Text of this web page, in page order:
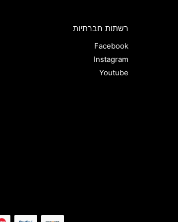
רשתות חברתיות
Facebook
Instagram
Youtube